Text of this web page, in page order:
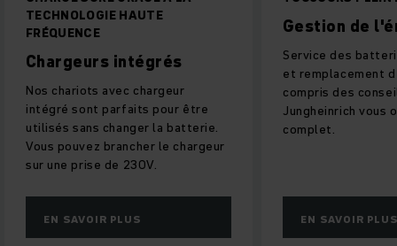
TECHNOLOGIE HAUTE
FRÉQUENCE
Chargeurs intégrés
Nos chariots avec chargeur
intégré sont parfaits pour être
utilisés sans changer la batterie.
Vous pouvez brancher le chargeur
sur une prise de 230V.
EN SAVOIR PLUS
Gestion de
Service des
et remplacement
compris des
Jungheinrich vous
complet.
EN SAVOIR